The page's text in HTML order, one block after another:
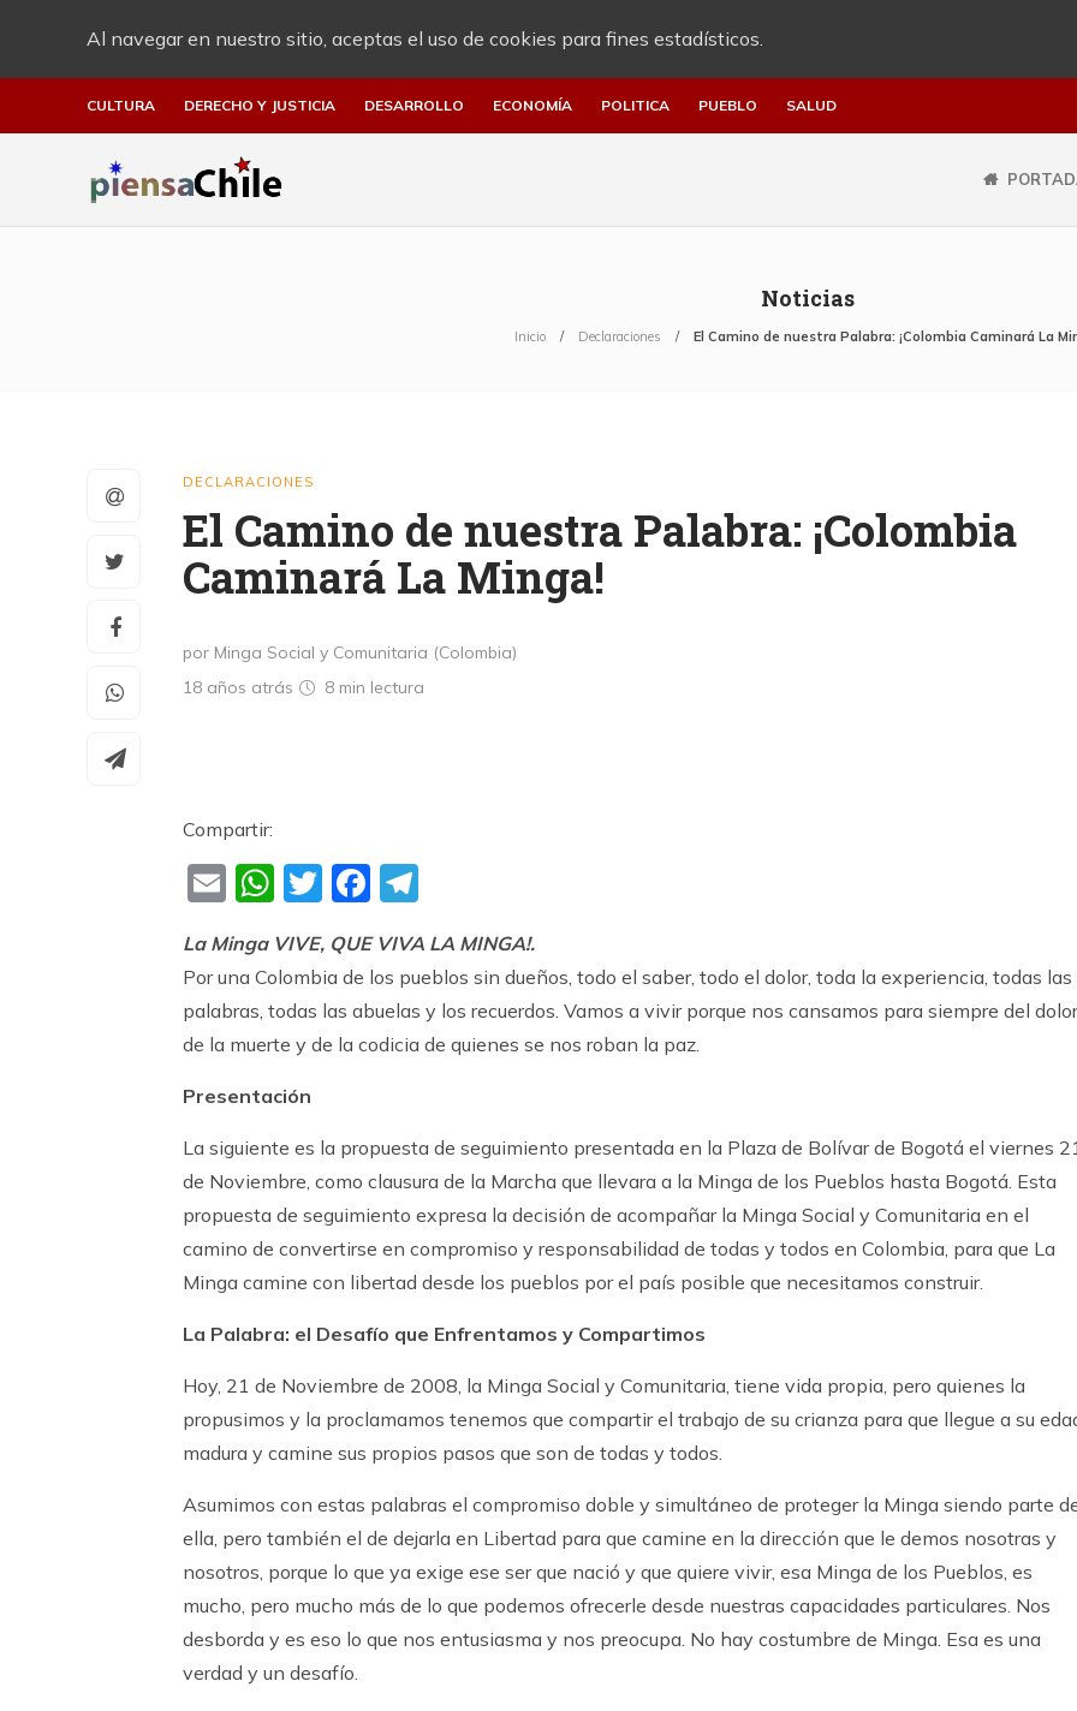
Al navegar en nuestro sitio, aceptas el uso de cookies para fines estadísticos.
CULTURA DERECHO Y JUSTICIA DESARROLLO ECONOMÍA POLITICA PUEBLO SALUD
Noticias
Inicio Declaraciones El Camino de nuestra Palabra: ¡Colombia Caminará La
DECLARACIONES
El Camino de nuestra Palabra: ¡Colombia
Caminará La Minga!
por Minga Social y Comunitaria (Colombia)
18 años atrás
8 min lectura
Compartir:
EmailWhatsApp
TwitterFacebook
La Minga VIVE, QUE VIVA LA MINGA!.
Por una Colombia de los pueblos sin dueños, todo el saber, todo el dolor, toda la experiencia, todas las
palabras, todas las abuelas y los recuerdos. Vamos a vivir porque nos cansamos para siempre del
de la muerte y de la codicia de quienes se nos roban la paz.
Presentación
La siguiente es la propuesta de seguimiento presentada en la Plaza de Bolívar de Bogotá el viernes
de Noviembre, como clausura de la Marcha que llevara a la Minga de los Pueblos hasta Bogotá. Esta
propuesta de seguimiento expresa la decisión de acompañar la Minga Social y Comunitaria en el
camino de convertirse en compromiso y responsabilidad de todas y todos en Colombia, para que La
Minga camine con libertad desde los pueblos por el país posible que necesitamos construir.
La Palabra: el Desafío que Enfrentamos y Compartimos
Hoy, 21 de Noviembre de 2008, la Minga Social y Comunitaria, tiene vida propia, pero quienes la
propusimos y la proclamamos tenemos que compartir el trabajo de su crianza para que llegue a su
madura y camine sus propios pasos que son de todas y todos.
Asumimos con estas palabras el compromiso doble y simultáneo de proteger la Minga siendo parte
ella, pero también el de dejarla en Libertad para que camine en la dirección que le demos nosotras y
nosotros, porque lo que ya exige ese ser que nació y que quiere vivir, esa Minga de los Pueblos, es
mucho, pero mucho más de lo que podemos ofrecerle desde nuestras capacidades particulares. Nos
desborda y es eso lo que nos entusiasma y nos preocupa. No hay costumbre de Minga. Esa es una
verdad y un desafío.